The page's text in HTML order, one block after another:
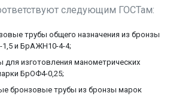
следующим ГОСТам:
трубы общего назначения из бронзы
и БрАЖН10-4-4;
для изготовления манометрических
БрОФ4-0,25;
бронзовые трубы из бронзы марок